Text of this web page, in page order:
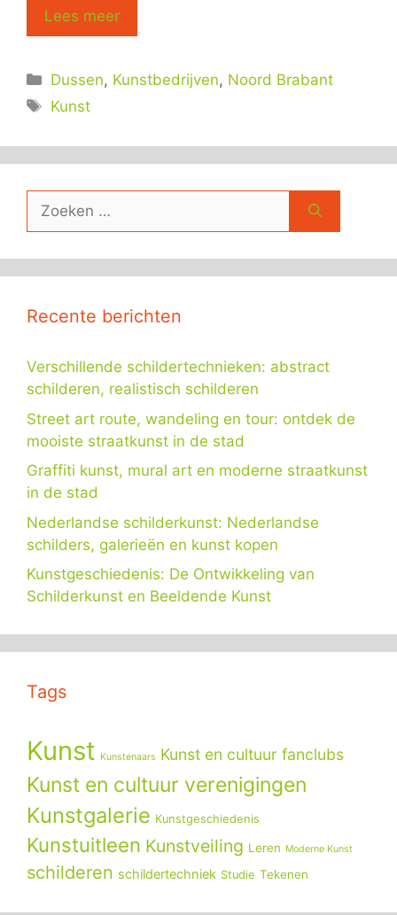
Lees meer
Categorieën
Dussen, Kunstbedrijven, Noord Brabant
Tags
Kunst
Zoek
Recente berichten
Verschillende schildertechnieken: abstract
schilderen, realistisch schilderen
Street art route, wandeling en tour: ontdek de
mooiste straatkunst in de stad
Graffiti kunst, mural art en moderne straatkunst
in de stad
Nederlandse schilderkunst: Nederlandse
schilders, galerieën en kunst kopen
Kunstgeschiedenis: De Ontwikkeling van
Schilderkunst en Beeldende Kunst
Tags
Kunst Kunstenaars Kunst en cultuur fanclubs
Kunst en cultuur verenigingen
Kunstgalerie Kunstgeschiedenis
Kunstuitleen Kunstveiling Leren Moderne Kunst
schilderen schildertechniek Studie Tekenen